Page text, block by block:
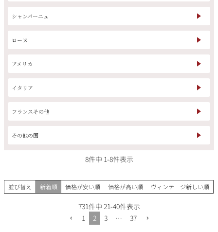
銘柄から探す
ラフィット ペトリュス
生産地から探す
ローヌ その他
カリフォルニア
種類で探す
40,000円〜79,999円
80,000円〜99,999円
200,000円〜499,999円
メルマガ LINE
シャンパーニュ
ローヌ
アメリカ
イタリア
フランスその他
その他の国
8件中 1-8件表示
並び替え 新着順 価格が安い順 価格が高い順 ヴィンテージ新しい順
731件中 21-40件表示
1
2 3 … 37